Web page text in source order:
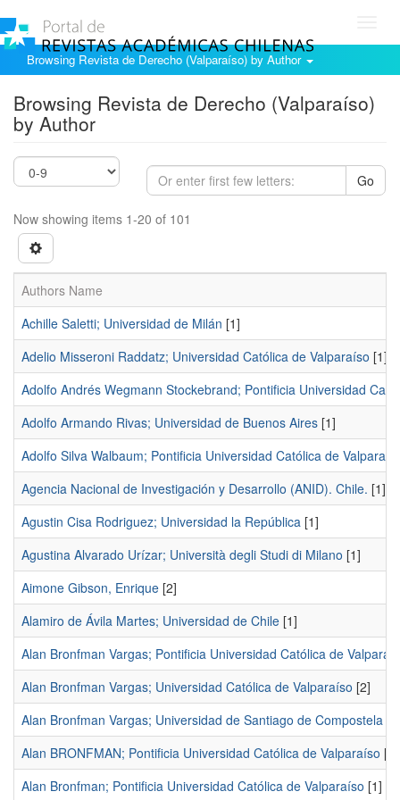
Browsing Revista de Derecho (Valparaíso) by Author
Browsing Revista de Derecho (Valparaíso)
by Author
Go
Now showing items 1-20 of 101
Authors Name
Achille Saletti; Universidad de Milán [1]
Adelio Misseroni Raddatz; Universidad Católica de Valparaíso [1]
Adolfo Andrés Wegmann Stockebrand; Pontificia Universidad
Adolfo Armando Rivas; Universidad de Buenos Aires [1]
Adolfo Silva Walbaum; Pontificia Universidad Católica de
Agencia Nacional de Investigación y Desarrollo (ANID). Chile. [1]
Agustin Cisa Rodriguez; Universidad la República [1]
Agustina Alvarado Urízar; Università degli Studi di Milano [1]
Aimone Gibson, Enrique [2]
Alamiro de Ávila Martes; Universidad de Chile [1]
Alan Bronfman Vargas; Pontificia Universidad Católica de
Alan Bronfman Vargas; Universidad Católica de Valparaíso [2]
Alan Bronfman Vargas; Universidad de Santiago de Compostela
Alan BRONFMAN; Pontificia Universidad Católica de Valparaíso [1]
Alan Bronfman; Pontificia Universidad Católica de Valparaíso [1]